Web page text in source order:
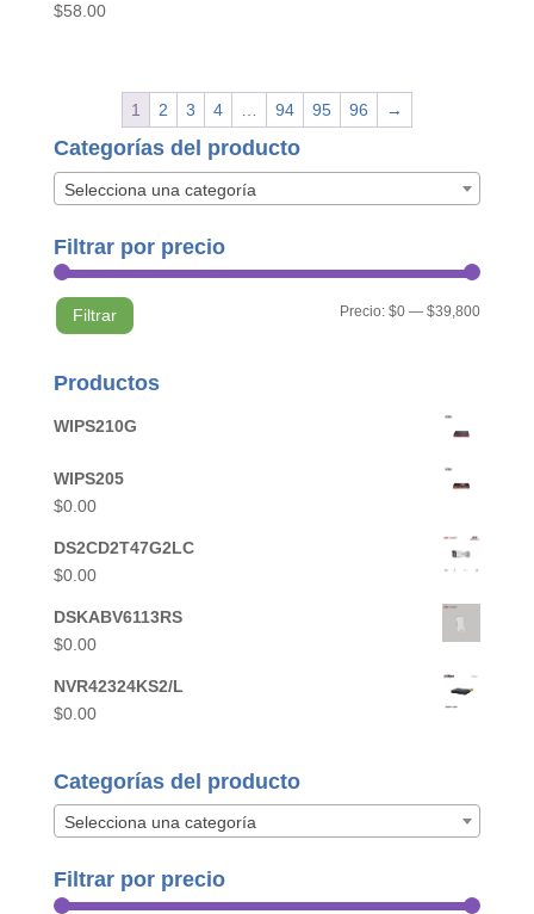
$58.00
1 2 3 4 … 94 95 96 →
Categorías del producto
Selecciona una categoría
Filtrar por precio
Precio
Precio
Filtrar Precio:$0 —$39,800
Productos
WIPS210G
WIPS205
$0.00
DS2CD2T47G2LC
$0.00
DSKABV6113RS
$0.00
NVR42324KS2/L
$0.00
Categorías del producto
Selecciona una categoría
Filtrar por precio